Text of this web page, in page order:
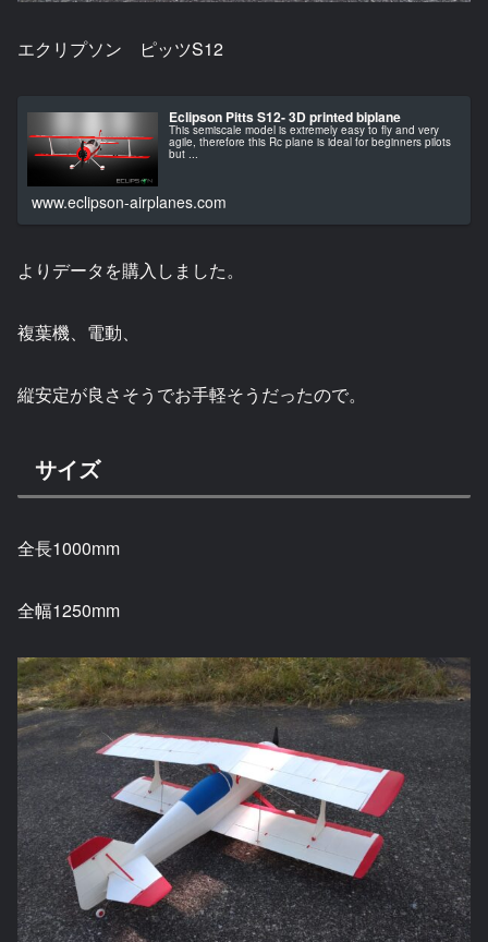
エクリプソン ピッツS12
Eclipson Pitts S12- 3D printed biplane
This semiscale model is extremely easy to fly and very
agile, therefore this Rc plane is ideal for beginners pilots
but ...
www.eclipson-airplanes.com
よりデータを購入しました。
複葉機、電動、
縦安定が良さそうでお手軽そうだったので。
サイズ
全長1000mm
全幅1250mm